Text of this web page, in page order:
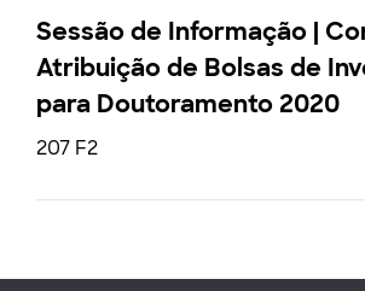
Sessão de Informação |
Atribuição de Bolsas de
para Doutoramento 2020
207 F2